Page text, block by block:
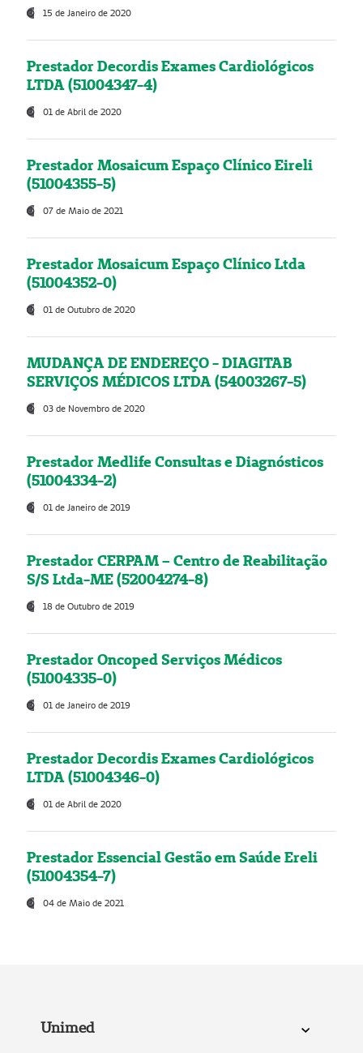
15 de Janeiro de 2020
Prestador Decordis Exames Cardiológicos
LTDA (51004347-4)
01 de Abril de 2020
Prestador Mosaicum Espaço Clínico Eireli
(51004355-5)
07 de Maio de 2021
Prestador Mosaicum Espaço Clínico Ltda
(51004352-0)
01 de Outubro de 2020
MUDANÇA DE ENDEREÇO - DIAGITAB
SERVIÇOS MÉDICOS LTDA (54003267-5)
03 de Novembro de 2020
Prestador Medlife Consultas e Diagnósticos
(51004334-2)
01 de Janeiro de 2019
Prestador CERPAM – Centro de Reabilitação
S/S Ltda-ME (52004274-8)
18 de Outubro de 2019
Prestador Oncoped Serviços Médicos
(51004335-0)
01 de Janeiro de 2019
Prestador Decordis Exames Cardiológicos
LTDA (51004346-0)
01 de Abril de 2020
Prestador Essencial Gestão em Saúde Ereli
(51004354-7)
04 de Maio de 2021
Unimed